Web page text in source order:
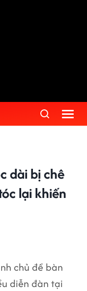
dài bị chê
lại khiến
chủ đề bàn
diễn đàn tại